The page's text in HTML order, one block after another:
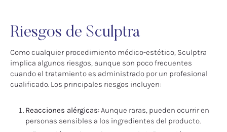
Riesgos de Sculptra
Como cualquier procedimiento médico-estético, Sculptra
implica algunos riesgos, aunque son poco frecuentes
cuando el tratamiento es administrado por un profesional
cualificado. Los principales riesgos incluyen:
Reacciones alérgicas:Aunque raras, pueden ocurrir en
personas sensibles a los ingredientes del producto.